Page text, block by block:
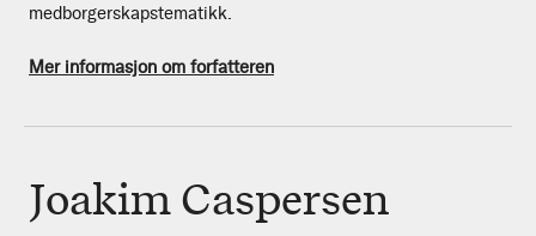
medborgerskapstematikk.
Mer informasjon om forfatteren
Joakim Caspersen